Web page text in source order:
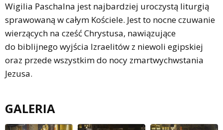
Wigilia Paschalna jest najbardziej uroczystą liturgią
sprawowaną w całym Kościele. Jest to nocne czuwanie
wierzących na cześć Chrystusa, nawiązujące
do biblijnego wyjścia Izraelitów z niewoli egipskiej
oraz przede wszystkim do nocy zmartwychwstania
Jezusa.
GALERIA